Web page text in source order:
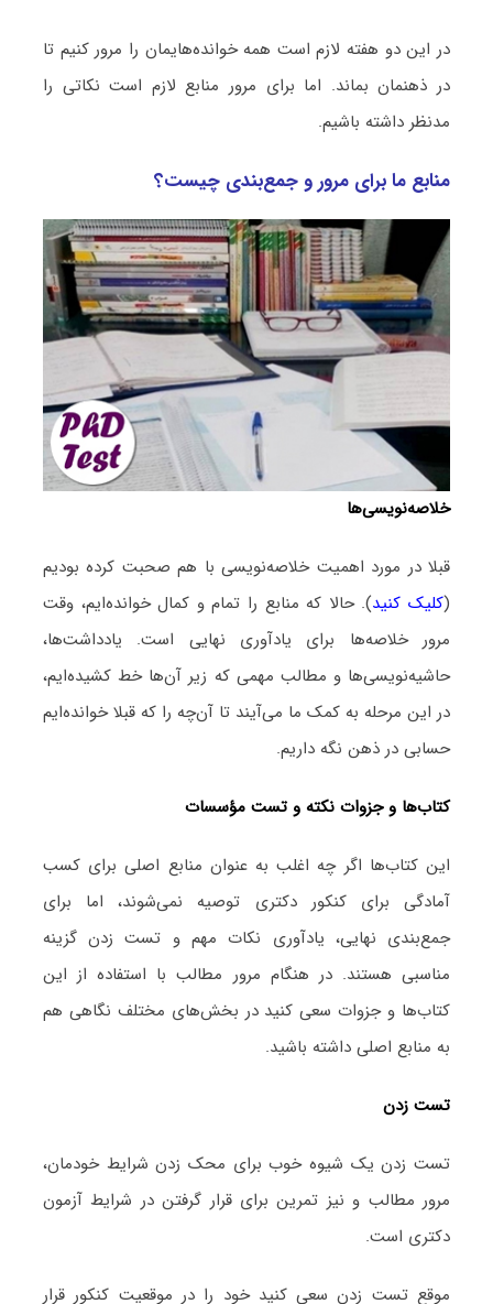
در این دو هفته لازم است همه خوانده‌هایمان را مرور کنیم تا
در ذهنمان بماند. اما برای مرور منابع لازم است نکاتی را
مدنظر داشته باشیم.
منابع ما برای مرور و جمع‌بندی چیست؟
خلاصه‌نویسی‌ها
قبلا در مورد اهمیت خلاصه‌نویسی با هم صحبت کرده بودیم
(کلیک کنید). حالا که منابع را تمام و کمال خوانده‌ایم، وقت
مرور خلاصه‌ها برای یادآوری نهایی است. یادداشت‌ها،
حاشیه‌نویسی‌ها و مطالب مهمی که زیر آن‌ها خط کشیده‌ایم،
در این مرحله به کمک ما می‌آیند تا آن‌چه را که قبلا خوانده‌ایم
حسابی در ذهن نگه داریم.
کتاب‌ها و جزوات نکته و تست مؤسسات
این کتاب‌ها اگر چه اغلب به عنوان منابع اصلی برای کسب
آمادگی برای کنکور دکتری توصیه نمی‌شوند، اما برای
جمع‌بندی نهایی، یادآوری نکات مهم و تست زدن گزینه
مناسبی هستند. در هنگام مرور مطالب با استفاده از این
کتاب‌ها و جزوات سعی کنید در بخش‌های مختلف نگاهی هم
به منابع اصلی داشته باشید.
تست زدن
تست زدن یک شیوه خوب برای محک زدن شرایط خودمان،
مرور مطالب و نیز تمرین برای قرار گرفتن در شرایط آزمون
دکتری است.
موقع تست زدن سعی کنید خود را در موقعیت کنکور قرار